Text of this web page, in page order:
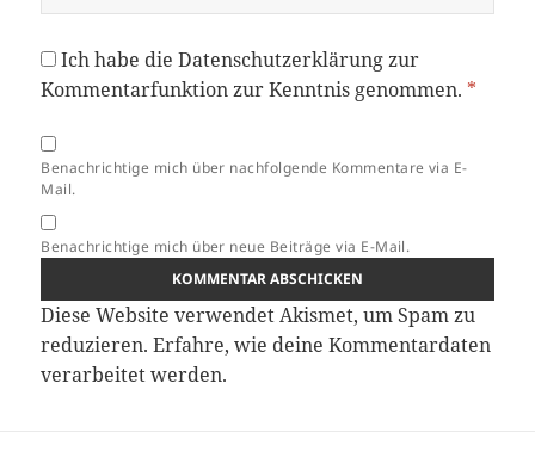
Ich habe dieDatenschutzerklärungzur
Kommentarfunktion zur Kenntnis genommen. *
Benachrichtige mich über nachfolgende Kommentare via E-
Mail.
Benachrichtige mich über neue Beiträge via E-Mail.
Diese Website verwendet Akismet, um Spam zu
reduzieren.Erfahre, wie deine Kommentardaten
verarbeitet werden.